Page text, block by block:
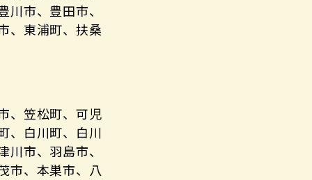
市、豊田市、
、東浦町、扶桑
、笠松町、可児
、白川町、白川
市、羽島市、
市、本巣市、八